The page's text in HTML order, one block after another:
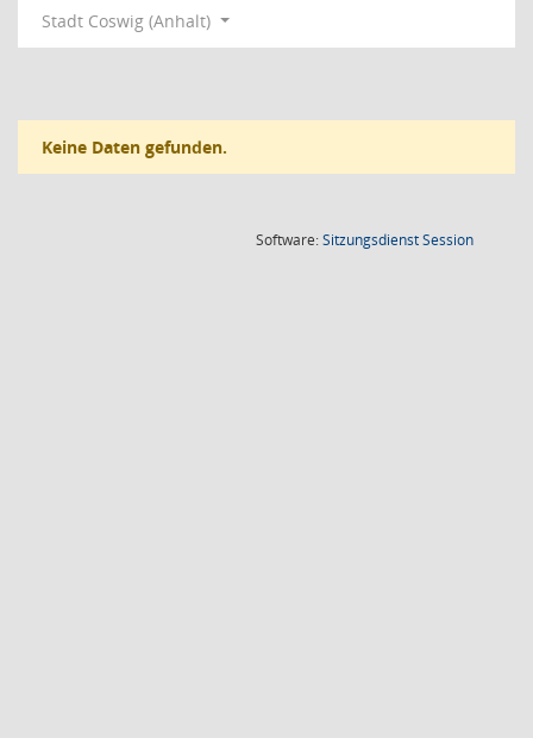
Stadt Coswig (Anhalt)
Keine Daten gefunden.
Software:SitzungsdienstSession(Wird in